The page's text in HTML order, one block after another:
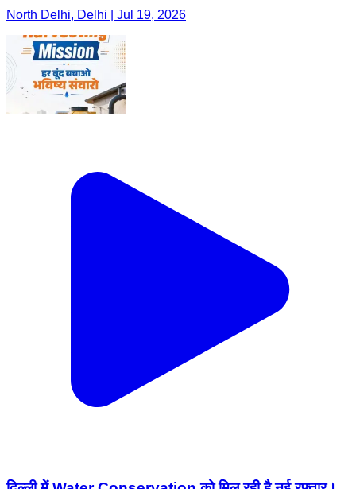
North Delhi, Delhi | Jul 19, 2026